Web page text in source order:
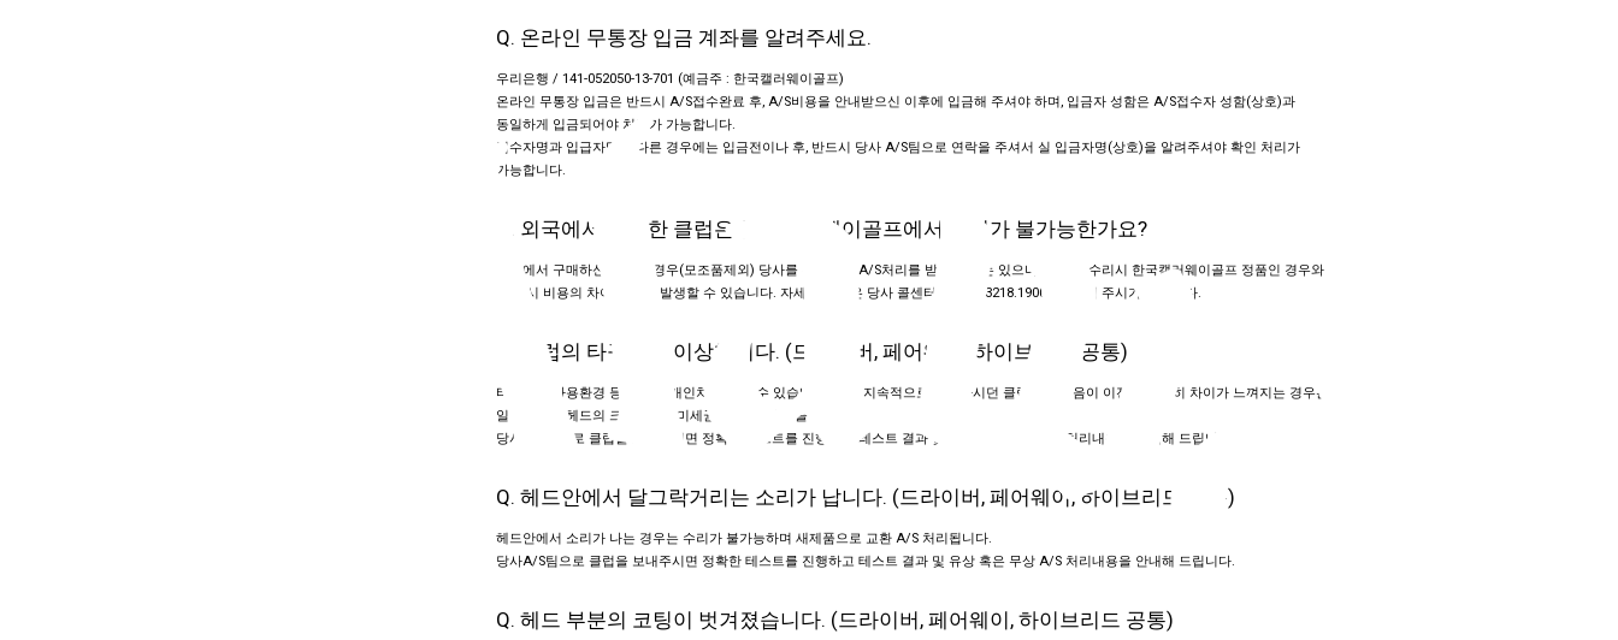
Q. 온라인 무통장 입금 계좌를 알려주세요.
우리은행 / 141-052050-13-701 (예금주 : 한국캘러웨이골프)
온라인 무통장 입금은 반드시 A/S접수완료 후, A/S비용을 안내받으신 이후에 입금해 주셔야 하며, 입금자 성함은 A/S접수자 성함(상호)과
동일하게 입금되어야 처리가 가능합니다.
접수자명과 입급자명이 다른 경우에는 입금전이나 후, 반드시 당사 A/S팀으로 연락을 주셔서 실 입금자명(상호)을 알려주셔야 확인 처리가
가능합니다.
Q. 외국에서 구매한 클럽은 한국캘러웨이골프에서 수리가 불가능한가요?
외국에서 구매하신 클럽의 경우(모조품제외) 당사를 통해 일부A/S처리를 받으실 수는 있으나 교환 및 수리시 한국캘러웨이골프 정품인 경우와
비교 시 비용의 차이가 크게 발생할 수 있습니다. 자세한 사항은 당사 콜센터 (Tel.02.3218.1900) 로 문의 주시기 바랍니다.
Q. 클럽의 타구음이 이상합니다. (드라이버, 페어웨이, 하이브리드 공통)
타구음은 사용환경 등에 따라 개인차가 있을 수 있습니다. 만약 지속적으로 사용하시던 클럽의 타구음이 이전과 현격히 차이가 느껴지는 경우는
일반적으로 헤드의 크랙 (깨짐, 미세균열)을 의심해 볼 수 있습니다.
당사A/S팀으로 클럽을 보내주시면 정확한 테스트를 진행하고 테스트 결과 및 유상 혹은 무상 A/S 처리내용을 안내해 드립니다.
Q. 헤드안에서 달그락거리는 소리가 납니다. (드라이버, 페어웨이, 하이브리드 공통)
헤드안에서 소리가 나는 경우는 수리가 불가능하며 새제품으로 교환 A/S 처리됩니다.
당사A/S팀으로 클럽을 보내주시면 정확한 테스트를 진행하고 테스트 결과 및 유상 혹은 무상 A/S 처리내용을 안내해 드립니다.
Q. 헤드 부분의 코팅이 벗겨졌습니다. (드라이버, 페어웨이, 하이브리드 공통)